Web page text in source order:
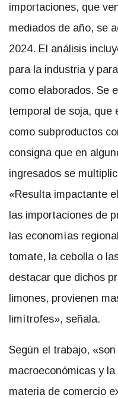
importaciones, que
mediados de año, se
2024. El análisis
para la industria y
como elaborados. Se
temporal de soja, que
como subproductos
consigna que en
ingresados se
«Resulta impactante
las importaciones de
las economías
tomate, la cebolla o
destacar que dichos
limones, provienen
limítrofes», señala.
Según el trabajo,
macroeconómicas y
materia de comercio